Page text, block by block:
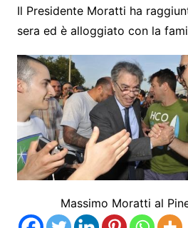
Il Presidente Moratti ha
sera ed è alloggiato con la
Massimo Moratti al